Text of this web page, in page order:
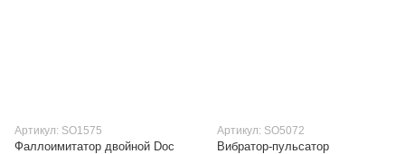
Артикул: SO1575
Фаллоимитатор двойной Doc
Артикул: SO5072
Вибратор-пульсатор